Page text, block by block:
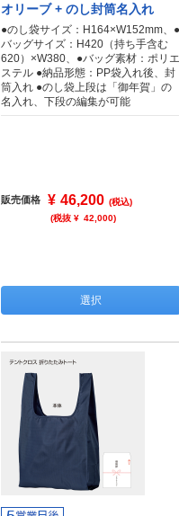
オリーブ + のし封筒名入れ
●のし袋サイズ：H164×W152mm、●
バッグサイズ：H420（持ち手含む
620）×W380、●バッグ素材：ポリエ
ステル ●納品形態：PP袋入れ後、封
筒入れ ●のし袋上段は「御年賀」の
名入れ、下段の編集が可能
販売価格 ¥ 46,200 (税込)
(税抜 ¥ 42,000)
選択